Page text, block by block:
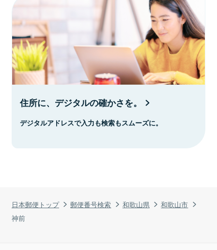
日本郵便トップ 郵便番号検索 和歌山県
和歌山市
神前
住所に、デジタルの確かさを。
デジタルアドレスで入力も検索もスムーズに。